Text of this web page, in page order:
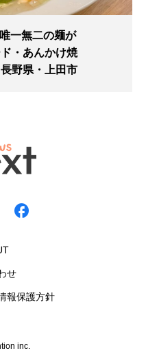
一無二の麺が
・あんかけ焼
野県・上田市
せ
報保護方針
inc.